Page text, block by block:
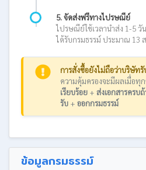
5. จัดส่งฟรีทางไปรษณีย์
ไปรษณีย์ใช้เวลานำส่ง 1-5 วั
ได้รับกรมธรรม์ ประมาณ 13
การสั่งซื้อยังไม่ถือว่าบริษัท
ความคุ้มครองจะมีผลเมื่อทุ
เรียบร้อย+ ส่งเอกสารครบ
รับ+ ออกกรมธรรม์
ข้อมูลกรมธรรม์